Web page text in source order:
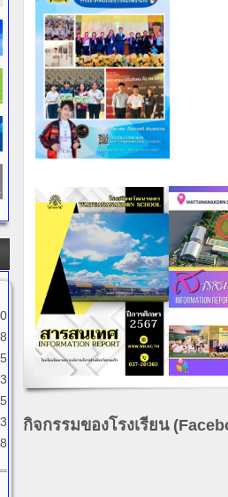
กิจกรรมของโรงเรียน